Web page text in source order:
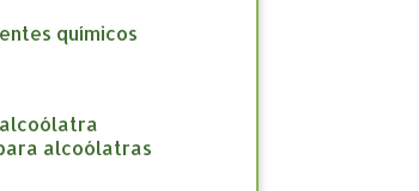
químicos
alcoólatras